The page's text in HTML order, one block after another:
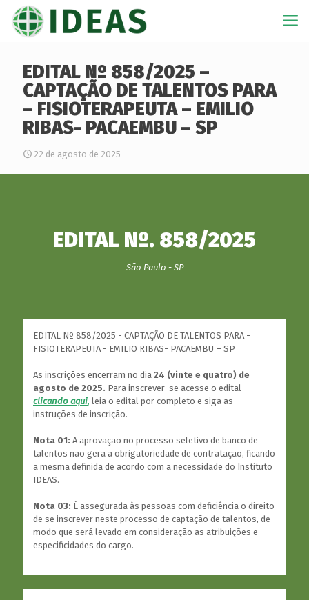
EDITAL Nº 858/2025 –
CAPTAÇÃO DE TALENTOS PARA
– FISIOTERAPEUTA – EMILIO
RIBAS- PACAEMBU – SP
22 de agosto de 2025
EDITAL Nº. 858/2025
São Paulo - SP
EDITAL Nº 858/2025 - CAPTAÇÃO DE TALENTOS PARA -
FISIOTERAPEUTA - EMILIO RIBAS- PACAEMBU – SP
As inscrições encerram no dia 24 (vinte e quatro) de
agosto de 2025. Para inscrever-se acesse o edital
clicando aqui, leia o edital por completo e siga as
instruções de inscrição.
Nota 01: A aprovação no processo seletivo de banco de
talentos não gera a obrigatoriedade de contratação, ficando
a mesma definida de acordo com a necessidade do Instituto
IDEAS.
Nota 03: É assegurada às pessoas com deficiência o direito
de se inscrever neste processo de captação de talentos, de
modo que será levado em consideração as atribuições e
especificidades do cargo.